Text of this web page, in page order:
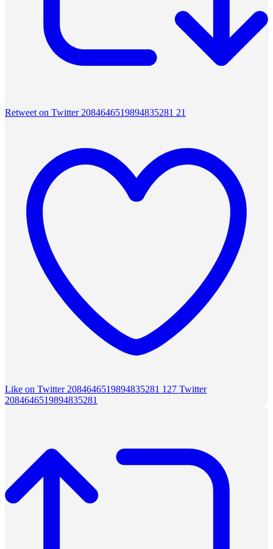
Retweet on Twitter 2084646519894835281 21
Like on Twitter 2084646519894835281 127 Twitter
2084646519894835281